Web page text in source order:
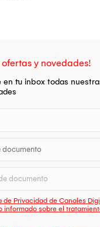
ofertas y novedades!
tu inbox todas
de Privacidad de Canales
informado sobre el